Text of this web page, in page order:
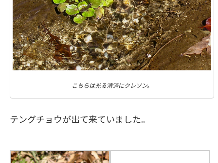
こちらは光る清流にクレソン。
テングチョウが出て来ていました。